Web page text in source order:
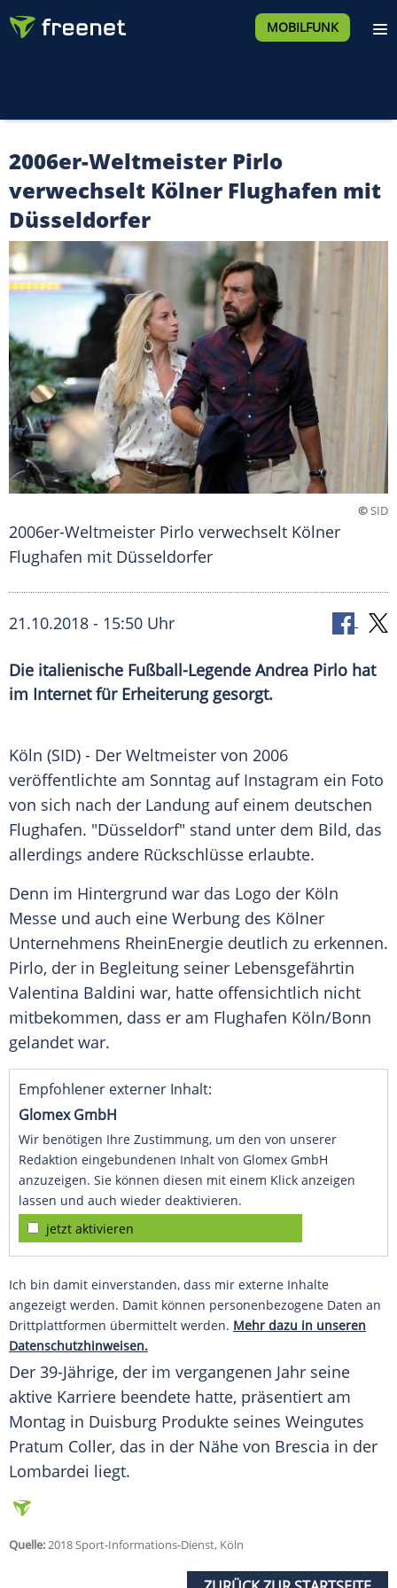
MOBILFUNK
2006er-Weltmeister Pirlo
verwechselt Kölner Flughafen mit
Düsseldorfer
©SID
2006er-Weltmeister Pirlo verwechselt Kölner
Flughafen mit Düsseldorfer
21.10.2018 - 15:50 Uhr
Die italienische Fußball-Legende Andrea Pirlo hat
im Internet für Erheiterung gesorgt.
Köln (SID) - Der Weltmeister von 2006
veröffentlichte am Sonntag auf Instagram ein Foto
von sich nach der Landung auf einem deutschen
Flughafen. "Düsseldorf" stand unter dem Bild, das
allerdings andere Rückschlüsse erlaubte.
Denn im Hintergrund war das Logo der Köln
Messe und auch eine Werbung des Kölner
Unternehmens RheinEnergie deutlich zu erkennen.
Pirlo, der in Begleitung seiner Lebensgefährtin
Valentina Baldini war, hatte offensichtlich nicht
mitbekommen, dass er am Flughafen Köln/Bonn
gelandet war.
Empfohlener externer Inhalt:
Glomex GmbH
Wir benötigen Ihre Zustimmung, um den von unserer
Redaktion eingebundenen Inhalt von Glomex GmbH
anzuzeigen. Sie können diesen mit einem Klick anzeigen
lassen und auch wieder deaktivieren.
jetzt aktivieren
Ich bin damit einverstanden, dass mir externe Inhalte
angezeigt werden. Damit können personenbezogene Daten an
Drittplattformen übermittelt werden. Mehr dazu in unseren
Datenschutzhinweisen.
Der 39-Jährige, der im vergangenen Jahr seine
aktive Karriere beendete hatte, präsentiert am
Montag in Duisburg Produkte seines Weingutes
Pratum Coller, das in der Nähe von Brescia in der
Lombardei liegt.
Quelle:2018 Sport-Informations-Dienst, Köln